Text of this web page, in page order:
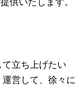
供いたします。
立ち上げたい
営して、徐々